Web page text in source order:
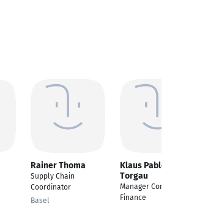
Rainer Thoma
Supply Chain
Coordinator
Basel
Klaus Pablo
Torgau
Manager Corporate
Finance